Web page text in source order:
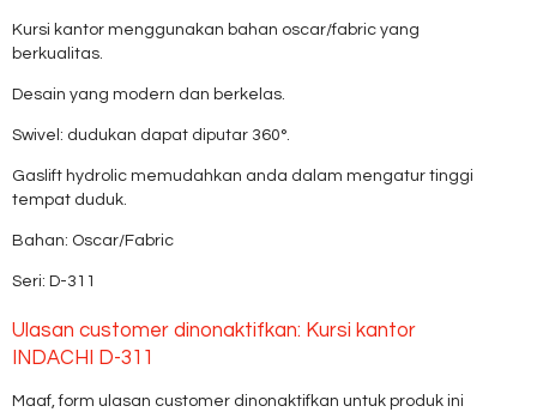
Kursi kantor menggunakan bahan oscar/fabric yang
berkualitas.
Desain yang modern dan berkelas.
Swivel: dudukan dapat diputar 360°.
Gaslift hydrolic memudahkan anda dalam mengatur tinggi
tempat duduk.
Bahan: Oscar/Fabric
Seri: D-311
Ulasan customer dinonaktifkan: Kursi kantor
INDACHI D-311
Maaf, form ulasan customer dinonaktifkan untuk produk ini